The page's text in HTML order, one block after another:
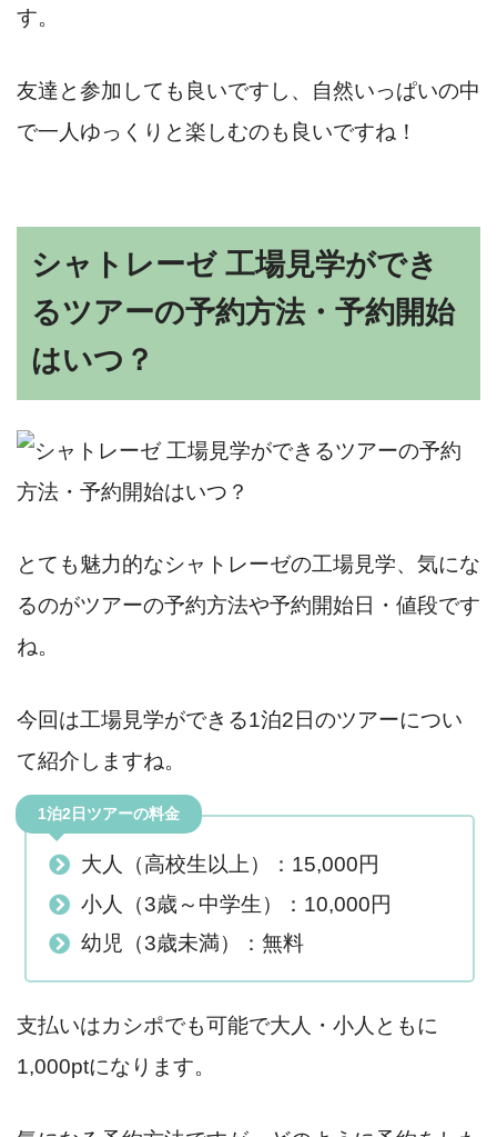
す。
友達と参加しても良いですし、自然いっぱいの中
で一人ゆっくりと楽しむのも良いですね！
シャトレーゼ 工場見学ができ
るツアーの予約方法・予約開始
はいつ？
とても魅力的なシャトレーゼの工場見学、気にな
るのがツアーの予約方法や予約開始日・値段です
ね。
今回は工場見学ができる1泊2日のツアーについ
て紹介しますね。
1泊2日ツアーの料金
大人（高校生以上）：15,000円
小人（3歳～中学生）：10,000円
幼児（3歳未満）：無料
支払いはカシポでも可能で大人・小人ともに
1,000ptになります。